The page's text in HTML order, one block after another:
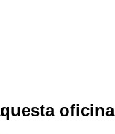
oficina